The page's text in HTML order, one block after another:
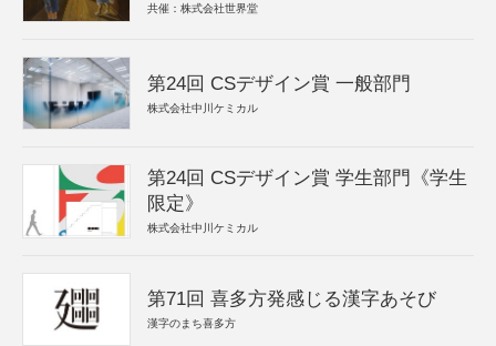
共催：株式会社世界堂
第24回 CSデザイン賞 一般部門
株式会社中川ケミカル
第24回 CSデザイン賞 学生部門《学生
限定》
株式会社中川ケミカル
第71回 喜多方発感じる漢字あそび
漢字のまち喜多方